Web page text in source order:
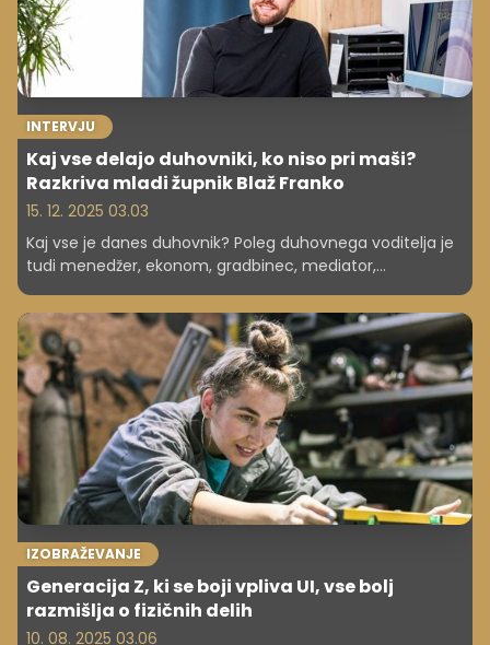
INTERVJU
Kaj vse delajo duhovniki, ko niso pri maši?
Razkriva mladi župnik Blaž Franko
15. 12. 2025 03.03
Kaj vse je danes duhovnik? Poleg duhovnega voditelja je
tudi menedžer, ekonom, gradbinec, mediator,
digitalizator in pravnik. "A najprej sem Blaž, potem župnik
in šele nato vse ostalo," pravi 33-letni Blaž Franko, ki v
Mirni Peči vodi eno od zelo dejavnih župnij v državi. V
intervjuju razkriva, kako je videti poklic, ki združuje vodenje
velike skupnosti, kompleksno upravljanje premoženja,
vsakodnevno pastoralno delo in življenje brez rednih
prihodkov.
IZOBRAŽEVANJE
Generacija Z, ki se boji vpliva UI, vse bolj
razmišlja o fizičnih delih
10. 08. 2025 03.06